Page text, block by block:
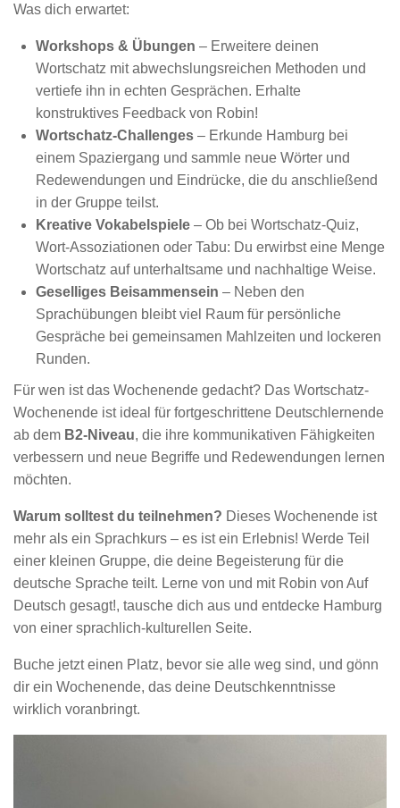
Was dich erwartet:
Workshops & Übungen – Erweitere deinen
Wortschatz mit abwechslungsreichen Methoden und
vertiefe ihn in echten Gesprächen. Erhalte
konstruktives Feedback von Robin!
Wortschatz-Challenges – Erkunde Hamburg bei
einem Spaziergang und sammle neue Wörter und
Redewendungen und Eindrücke, die du anschließend
in der Gruppe teilst.
Kreative Vokabelspiele – Ob bei Wortschatz-Quiz,
Wort-Assoziationen oder Tabu: Du erwirbst eine Menge
Wortschatz auf unterhaltsame und nachhaltige Weise.
Geselliges Beisammensein – Neben den
Sprachübungen bleibt viel Raum für persönliche
Gespräche bei gemeinsamen Mahlzeiten und lockeren
Runden.
Für wen ist das Wochenende gedacht? Das Wortschatz-
Wochenende ist ideal für fortgeschrittene Deutschlernende
ab dem B2-Niveau, die ihre kommunikativen Fähigkeiten
verbessern und neue Begriffe und Redewendungen lernen
möchten.
Warum solltest du teilnehmen? Dieses Wochenende ist
mehr als ein Sprachkurs – es ist ein Erlebnis! Werde Teil
einer kleinen Gruppe, die deine Begeisterung für die
deutsche Sprache teilt. Lerne von und mit Robin von Auf
Deutsch gesagt!, tausche dich aus und entdecke Hamburg
von einer sprachlich-kulturellen Seite.
Buche jetzt einen Platz, bevor sie alle weg sind, und gönn
dir ein Wochenende, das deine Deutschkenntnisse
wirklich voranbringt.